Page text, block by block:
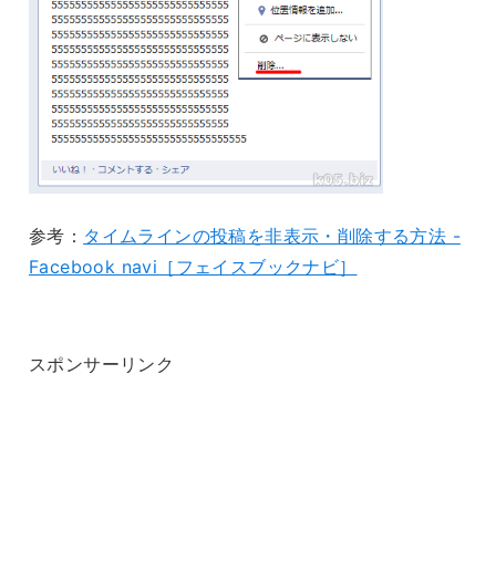
参考： タイムラインの投稿を非表示・削除する方法 -
Facebook navi［フェイスブックナビ］
スポンサーリンク